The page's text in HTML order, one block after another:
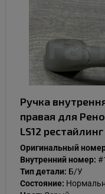
Ручка
правая для
LS12 рестайлинг
Оригинальный
Внутренний номер:
Тип детали: Б/У
Состояние: